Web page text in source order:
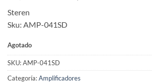
price
$2,990.00.
Steren
Sku: AMP-041SD
Agotado
SKU:AMP-041SD
Categoría:Amplificadores